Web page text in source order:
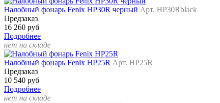
Налобный фонарь Fenix HP30R черный Арт. HP30Rblack
Предзаказ
16 260 руб
Подробнее
нет на складе
Налобный фонарь Fenix HP25R Арт. HP25R
Предзаказ
10 540 руб
Подробнее
нет на складе